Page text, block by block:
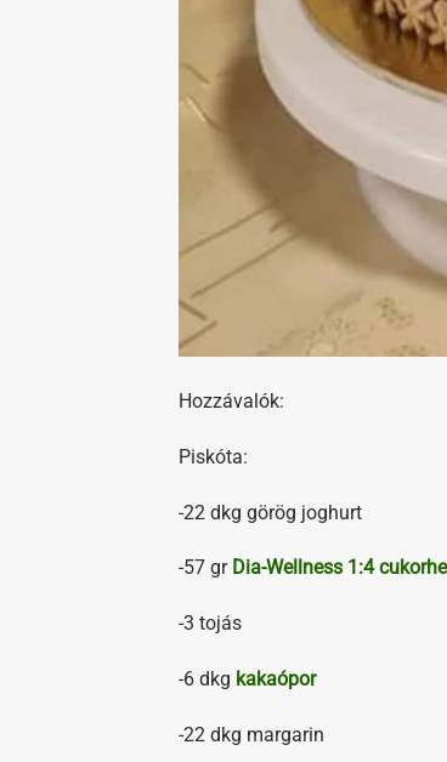
Hozzávalók:
Piskóta:
-22 dkg görög joghurt
-57 gr Dia-Wellness 1:4
-3 tojás
-6 dkg kakaópor
-22 dkg margarin